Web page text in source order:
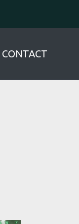
CONTACT